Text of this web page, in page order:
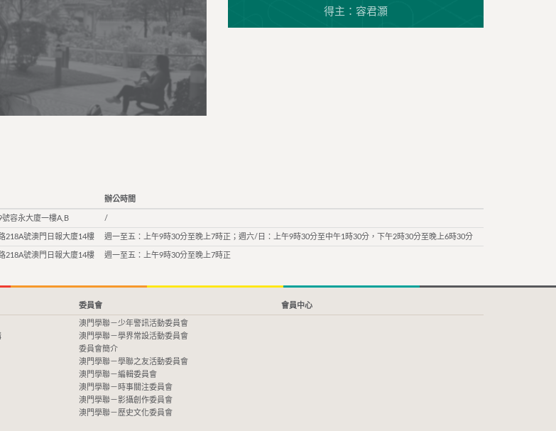
得主：容君灝
辦公時間
容永大廈一樓A,B /
218A號澳門日報大廈14樓 週一至五：上午9時30分至晚上7時正；週六/日：上午9時30分至中午1時30分，下午2時30分至晚上6時30分
218A號澳門日報大廈14樓 週一至五：上午9時30分至晚上7時正
委員會
澳門學聯－少年警訊活動委員會
澳門學聯－學界常設活動委員會
委員會簡介
澳門學聯－學聯之友活動委員會
澳門學聯－編輯委員會
澳門學聯－時事關注委員會
澳門學聯－影攝創作委員會
澳門學聯－歷史文化委員會
會員中心